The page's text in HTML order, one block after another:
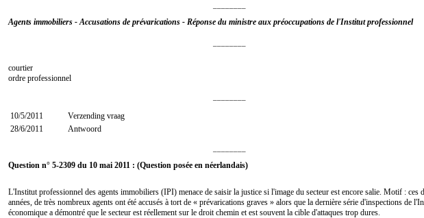
Agents immobiliers - Accusations de prévarications - Réponse du ministre aux préoccupations de l'Institut professionnel
courtier
ordre professionnel
10/5/2011
Verzending vraag
28/6/2011
Antwoord
Question n° 5-2309 du 10 mai 2011 : (Question posée en néerlandais)
L'Institut professionnel des agents immobiliers (IPI) menace de saisir la justice si l'image du secteur est encore salie. Motif : ces
années, de très nombreux agents ont été accusés à tort de « prévarications graves » alors que la dernière série d'inspections de
économique a démontré que le secteur est réellement sur le droit chemin et est souvent la cible d'attaques trop dures.